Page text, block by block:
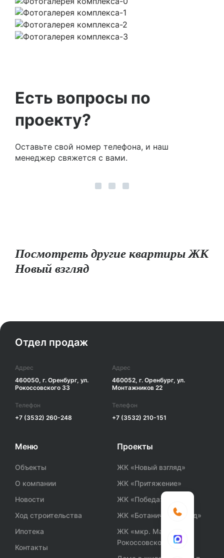
Есть вопросы по
проекту?
Оставьте свой номер телефона, и наш
менеджер свяжется с вами.
Посмотреть другие квартиры ЖК
Новый взгляд
Отдел продаж
Адрес
460050, г. Оренбург, ул.
Рокоссовского 33
Телефон
+7 (3532) 260-248
Адрес
460052, г. Оренбург, ул.
Монтажников 22
Телефон
+7 (3532) 210-151
Меню
Объекты
О компании
Новости
Ход строительства
Ипотека
Контакты
Проекты
ЖК «Новый взгляд»
ЖК «Притяжение»
ЖК «Победа»
ЖК «Ботанический сад»
ЖК «мкр. Маршала
Рокоссовского»